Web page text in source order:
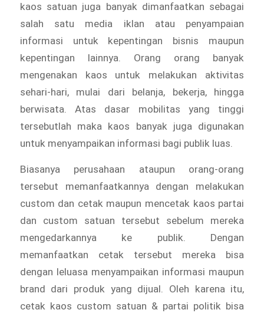
kaos satuan juga banyak dimanfaatkan sebagai
salah satu media iklan atau penyampaian
informasi untuk kepentingan bisnis maupun
kepentingan lainnya. Orang orang banyak
mengenakan kaos untuk melakukan aktivitas
sehari-hari, mulai dari belanja, bekerja, hingga
berwisata. Atas dasar mobilitas yang tinggi
tersebutlah maka kaos banyak juga digunakan
untuk menyampaikan informasi bagi publik luas.
Biasanya perusahaan ataupun orang-orang
tersebut memanfaatkannya dengan melakukan
custom dan cetak maupun mencetak kaos partai
dan custom satuan tersebut sebelum mereka
mengedarkannya ke publik. Dengan
memanfaatkan cetak tersebut mereka bisa
dengan leluasa menyampaikan informasi maupun
brand dari produk yang dijual. Oleh karena itu,
cetak kaos custom satuan & partai politik bisa